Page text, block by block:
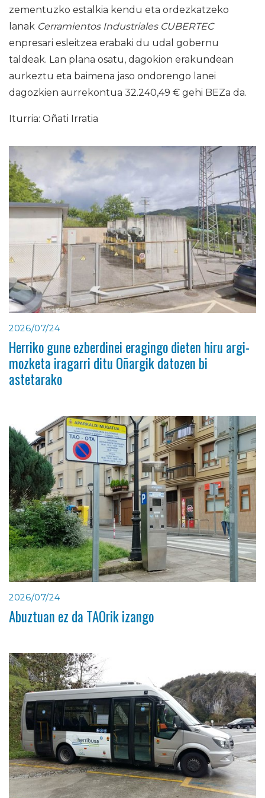
zementuzko estalkia kendu eta ordezkatzeko
lanak Cerramientos Industriales CUBERTEC
enpresari esleitzea erabaki du udal gobernu
taldeak. Lan plana osatu, dagokion erakundean
aurkeztu eta baimena jaso ondorengo lanei
dagozkien aurrekontua 32.240,49 € gehi BEZa da.
Iturria: Oñati Irratia
2026/07/24
Herriko gune ezberdinei eragingo dieten hiru argi-
mozketa iragarri ditu Oñargik datozen bi
astetarako
2026/07/24
Abuztuan ez da TAOrik izango